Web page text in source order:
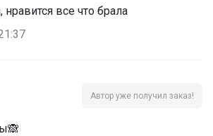
нравится все что брала
Автор уже получил заказ!